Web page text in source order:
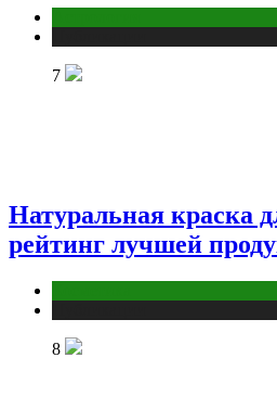
7
Натуральная краска
рейтинг лучшей
8